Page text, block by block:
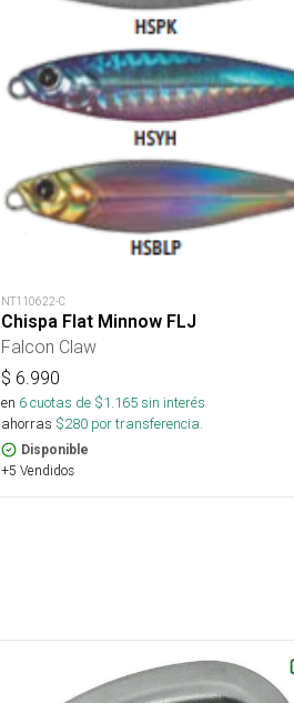
NT110622-C
Chispa Flat Minnow FLJ
Falcon Claw
$ 6.990
en 6cuotas de $1.165sin interés
ahorras $280 por transferencia.
Disponible
+5 Vendidos